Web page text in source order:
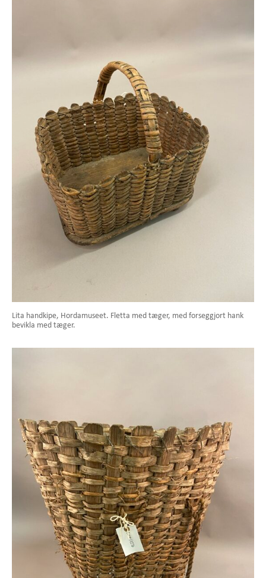
Lita handkipe, Hordamuseet. Fletta med tæger, med forseggjort hank
bevikla med tæger.